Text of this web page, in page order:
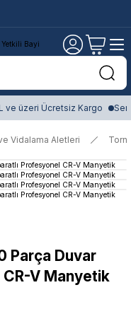
ve üzeri Ücretsiz Kargo
Vidalama Aletleri
Parça Duvar
V Manyetik